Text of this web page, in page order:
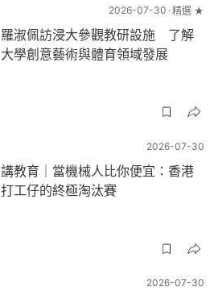
2026-07-30 精選 ★
羅淑佩訪浸大參觀教研設施 了解
大學創意藝術與體育領域發展
2026-07-30
講教育｜當機械人比你便宜：香港
打工仔的終極淘汰賽
2026-07-30